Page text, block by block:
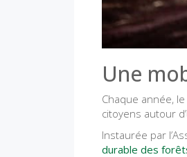
Une
Chaque année, le
citoyens autour
Instaurée par
durable des